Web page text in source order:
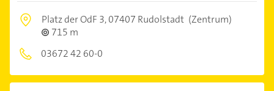
Platz der OdF 3,07407 Rudolstadt (Zentrum)
715 m
03672 42 60-0